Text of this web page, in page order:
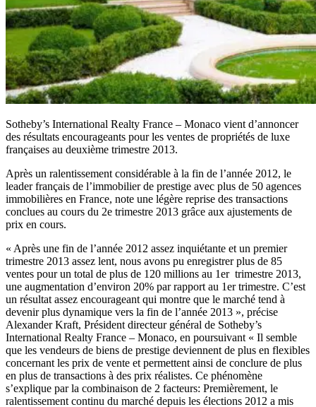
Sotheby’s International Realty France – Monaco vient d’annoncer
des résultats encourageants pour les ventes de propriétés de luxe
françaises au deuxième trimestre 2013.
Après un ralentissement considérable à la fin de l’année 2012, le
leader français de l’immobilier de prestige avec plus de 50 agences
immobilières en France, note une légère reprise des transactions
conclues au cours du 2e trimestre 2013 grâce aux ajustements de
prix en cours.
« Après une fin de l’année 2012 assez inquiétante et un premier
trimestre 2013 assez lent, nous avons pu enregistrer plus de 85
ventes pour un total de plus de 120 millions au 1er trimestre 2013,
une augmentation d’environ 20% par rapport au 1er trimestre. C’est
un résultat assez encourageant qui montre que le marché tend à
devenir plus dynamique vers la fin de l’année 2013 », précise
Alexander Kraft, Président directeur général de Sotheby’s
International Realty France – Monaco, en poursuivant « Il semble
que les vendeurs de biens de prestige deviennent de plus en flexibles
concernant les prix de vente et permettent ainsi de conclure de plus
en plus de transactions à des prix réalistes. Ce phénomène
s’explique par la combinaison de 2 facteurs: Premièrement, le
ralentissement continu du marché depuis les élections 2012 a mis